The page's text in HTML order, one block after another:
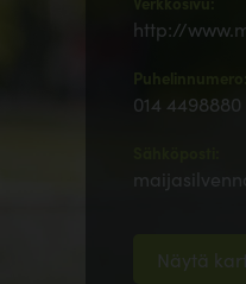
http://
Puhelinnumero:
014 4498880
Näytä